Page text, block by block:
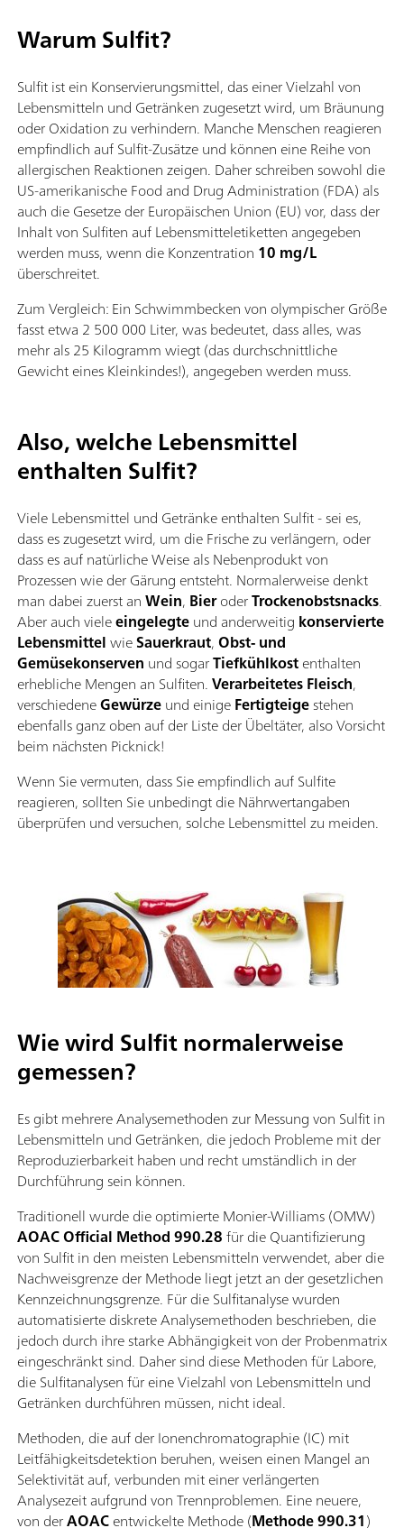
Warum Sulfit?
Sulfit ist ein Konservierungsmittel, das einer Vielzahl von
Lebensmitteln und Getränken zugesetzt wird, um Bräunung
oder Oxidation zu verhindern. Manche Menschen reagieren
empfindlich auf Sulfit-Zusätze und können eine Reihe von
allergischen Reaktionen zeigen. Daher schreiben sowohl die
US-amerikanische Food and Drug Administration (FDA) als
auch die Gesetze der Europäischen Union (EU) vor, dass der
Inhalt von Sulfiten auf Lebensmitteletiketten angegeben
werden muss, wenn die Konzentration 10 mg/L
überschreitet.
Zum Vergleich: Ein Schwimmbecken von olympischer Größe
fasst etwa 2 500 000 Liter, was bedeutet, dass alles, was
mehr als 25 Kilogramm wiegt (das durchschnittliche
Gewicht eines Kleinkindes!), angegeben werden muss.
Also, welche Lebensmittel
enthalten Sulfit?
Viele Lebensmittel und Getränke enthalten Sulfit - sei es,
dass es zugesetzt wird, um die Frische zu verlängern, oder
dass es auf natürliche Weise als Nebenprodukt von
Prozessen wie der Gärung entsteht. Normalerweise denkt
man dabei zuerst anWein, BieroderTrockenobstsnacks.
Aber auch vieleeingelegteund anderweitig konservierte
LebensmittelwieSauerkraut,Obst- und
Gemüsekonserven und sogarTiefkühlkostenthalten
erhebliche Mengen an Sulfiten.Verarbeitetes Fleisch,
verschiedeneGewürzeund einigeFertigteigestehen
ebenfalls ganz oben auf der Liste der Übeltäter, also Vorsicht
beim nächsten Picknick!
Wenn Sie vermuten, dass Sie empfindlich auf Sulfite
reagieren, sollten Sie unbedingt die Nährwertangaben
überprüfen und versuchen, solche Lebensmittel zu meiden.
Wie wird Sulfit normalerweise
gemessen?
Es gibt mehrere Analysemethoden zur Messung von Sulfit in
Lebensmitteln und Getränken, die jedoch Probleme mit der
Reproduzierbarkeit haben und recht umständlich in der
Durchführung sein können.
Traditionell wurde die optimierte Monier-Williams (OMW)
AOAC Official Method990.28für die Quantifizierung
von Sulfit in den meisten Lebensmitteln verwendet, aber die
Nachweisgrenze der Methode liegt jetzt an der gesetzlichen
Kennzeichnungsgrenze. Für die Sulfitanalyse wurden
automatisierte diskrete Analysemethoden beschrieben, die
jedoch durch ihre starke Abhängigkeit von der Probenmatrix
eingeschränkt sind. Daher sind diese Methoden für Labore,
die Sulfitanalysen für eine Vielzahl von Lebensmitteln und
Getränken durchführen müssen, nicht ideal.
Methoden, die auf der Ionenchromatographie (IC) mit
Leitfähigkeitsdetektion beruhen, weisen einen Mangel an
Selektivität auf, verbunden mit einer verlängerten
Analysezeit aufgrund von Trennproblemen. Eine neuere,
von derAOACentwickelte Methode (Methode 990.31)